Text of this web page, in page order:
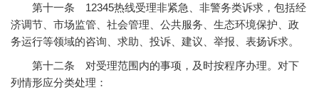
第十一条 12345热线受理非紧急、非警务类诉求，包括经
济调节、市场监管、社会管理、公共服务、生态环境保护、政
务运行等领域的咨询、求助、投诉、建议、举报、表扬诉求。
第十二条 对受理范围内的事项，及时按程序办理。对下
列情形应分类处理：